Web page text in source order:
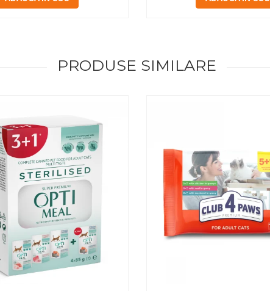
PRODUSE SIMILARE